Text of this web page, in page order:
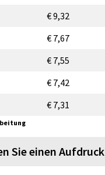
€ 9,32
€ 7,67
€ 7,55
€ 7,42
€ 7,31
Sie einen Aufdruck